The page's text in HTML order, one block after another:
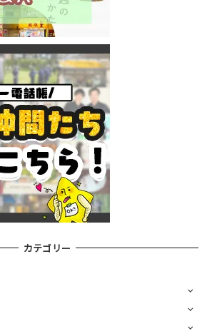
カテゴリー